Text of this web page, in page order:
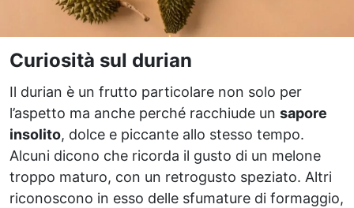
Curiosità sul durian
Il durian è un frutto particolare non solo per
l’aspetto ma anche perché racchiude un sapore
insolito, dolce e piccante allo stesso tempo.
Alcuni dicono che ricorda il gusto di un melone
troppo maturo, con un retrogusto speziato. Altri
riconoscono in esso delle sfumature di formaggio,